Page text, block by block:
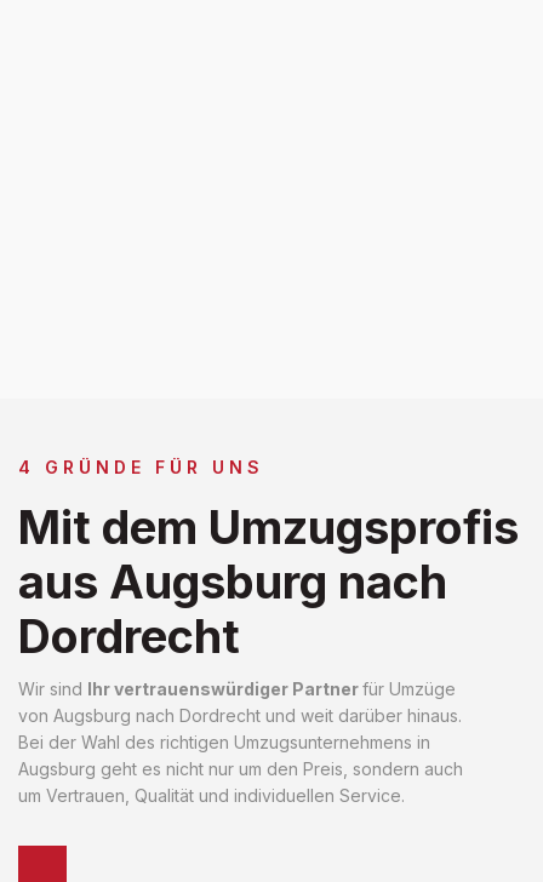
4 GRÜNDE FÜR UNS
Mit dem Umzugsprofis
aus Augsburg nach
Dordrecht
Wir sind Ihr vertrauenswürdiger Partnerfür Umzüge
von Augsburg nach Dordrecht und weit darüber hinaus.
Bei der Wahl des richtigen Umzugsunternehmens in
Augsburg geht es nicht nur um den Preis, sondern auch
um Vertrauen, Qualität und individuellen Service.